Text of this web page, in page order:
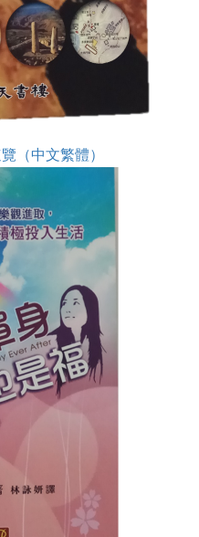
（中文繁體）